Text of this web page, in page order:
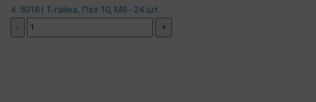
4. 5018 | Т-гайка, Паз 10, М8 - 24 шт.
-
+